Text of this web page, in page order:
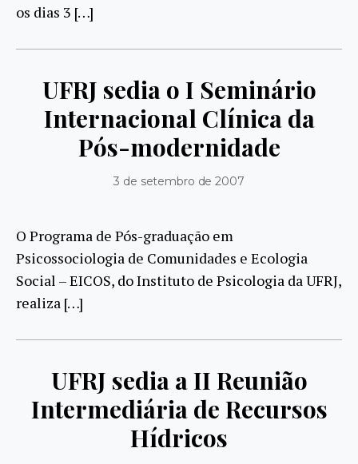
os dias 3 […]
UFRJ sedia o I Seminário
Internacional Clínica da
Pós-modernidade
3 de setembro de 2007
O Programa de Pós-graduação em
Psicossociologia de Comunidades e Ecologia
Social – EICOS, do Instituto de Psicologia da UFRJ,
realiza […]
UFRJ sedia a II Reunião
Intermediária de Recursos
Hídricos